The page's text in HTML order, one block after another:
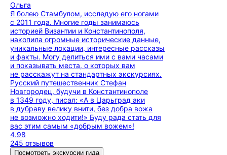
Ольга
Я болею Стамбулом, исследую его ногами
с 2011 года. Многие годы занимаюсь
историей Византии и Константинополя,
накопила огромные исторические данные,
уникальные локации, интересные рассказы
и факты. Могу делиться ими с вами часами
и показывать места, о которых вам
не расскажут на стандартных экскурсиях.
Русский путешественник Стефан
Новгородец, будучи в Константинополе
в 1349 году, писал: «А в Царьград аки
в дубраву велику внити, без добра вожа
не возможно ходити!» Буду рада стать для
вас этим самым «добрым вожем»!
4.98
245 отзывов
Посмотреть экскурсии гида